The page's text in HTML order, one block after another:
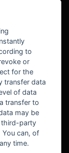
to
or
for the
transfer data
of data
transfer to
may be
third-party
can, of
time.